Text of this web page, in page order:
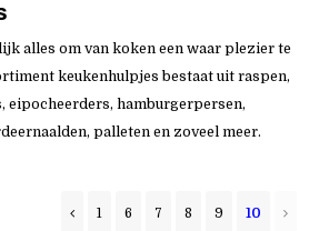
alles om van koken een waar plezier te
keukenhulpjes bestaat uit raspen,
eipocheerders, hamburgerpersen,
palleten en zoveel meer.
1 6 7 8 9 10